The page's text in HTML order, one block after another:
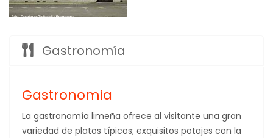
Gastronomía
Gastronomia
La gastronomía limeña ofrece al visitante una gran
variedad de platos típicos; exquisitos potajes con la